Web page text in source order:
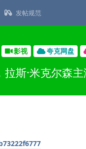
发帖规范
影视 夸克网盘
拉斯·米克尔森